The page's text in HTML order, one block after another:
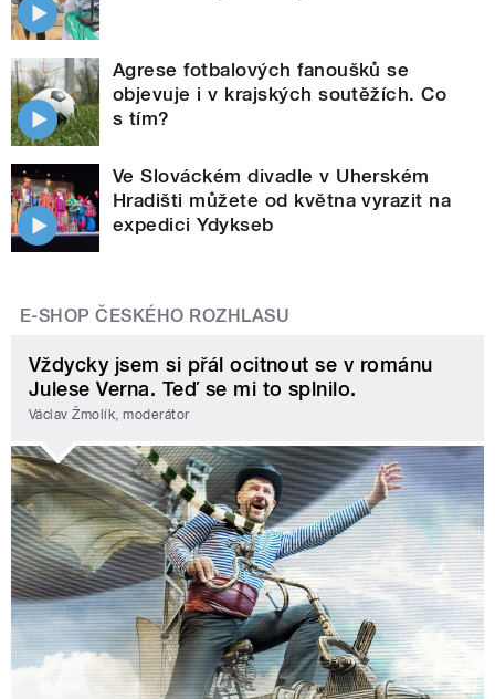
Agrese fotbalových fanoušků se
objevuje i v krajských soutěžích. Co
s tím?
Ve Slováckém divadle v Uherském
Hradišti můžete od května vyrazit na
expedici Ydykseb
E-SHOP ČESKÉHO ROZHLASU
Vždycky jsem si přál ocitnout se v románu
Julese Verna. Teď se mi to splnilo.
Václav Žmolík, moderátor